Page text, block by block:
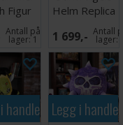
Figur
Bowl
Antall på
lager:1
Helm Replica
12cm
1 699,- Antall
lager:
handlekurven
Legg i